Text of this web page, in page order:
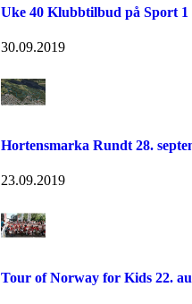
Uke 40 Klubbtilbud på Sport
30.09.2019
Hortensmarka Rundt 28.
23.09.2019
Tour of Norway for Kids 22.